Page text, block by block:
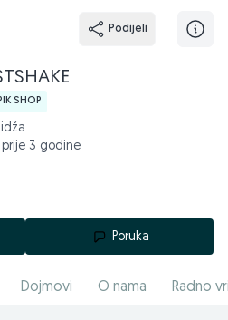
Podijeli
SHOP
3 godine
Poruka
Dojmovi O nama Radno